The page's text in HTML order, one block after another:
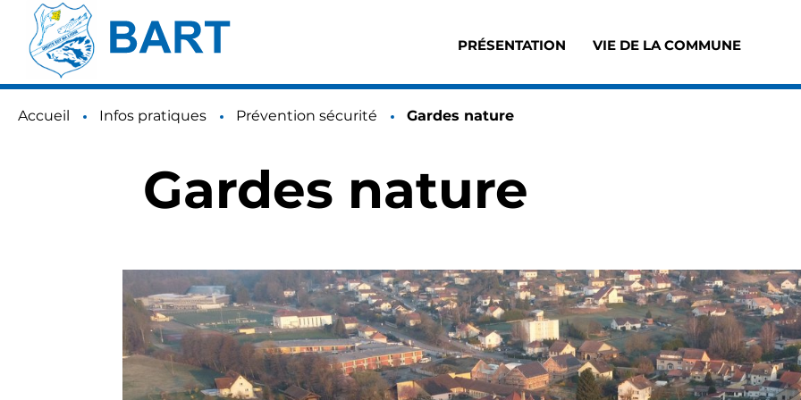
PRÉSENTATIONAccès au sous-menu de Présentation
VIE DE LA COMMUNE
Accès au sous-
Accueil Infos pratiques Prévention sécurité Page active :
Gardes nature
Gardes nature